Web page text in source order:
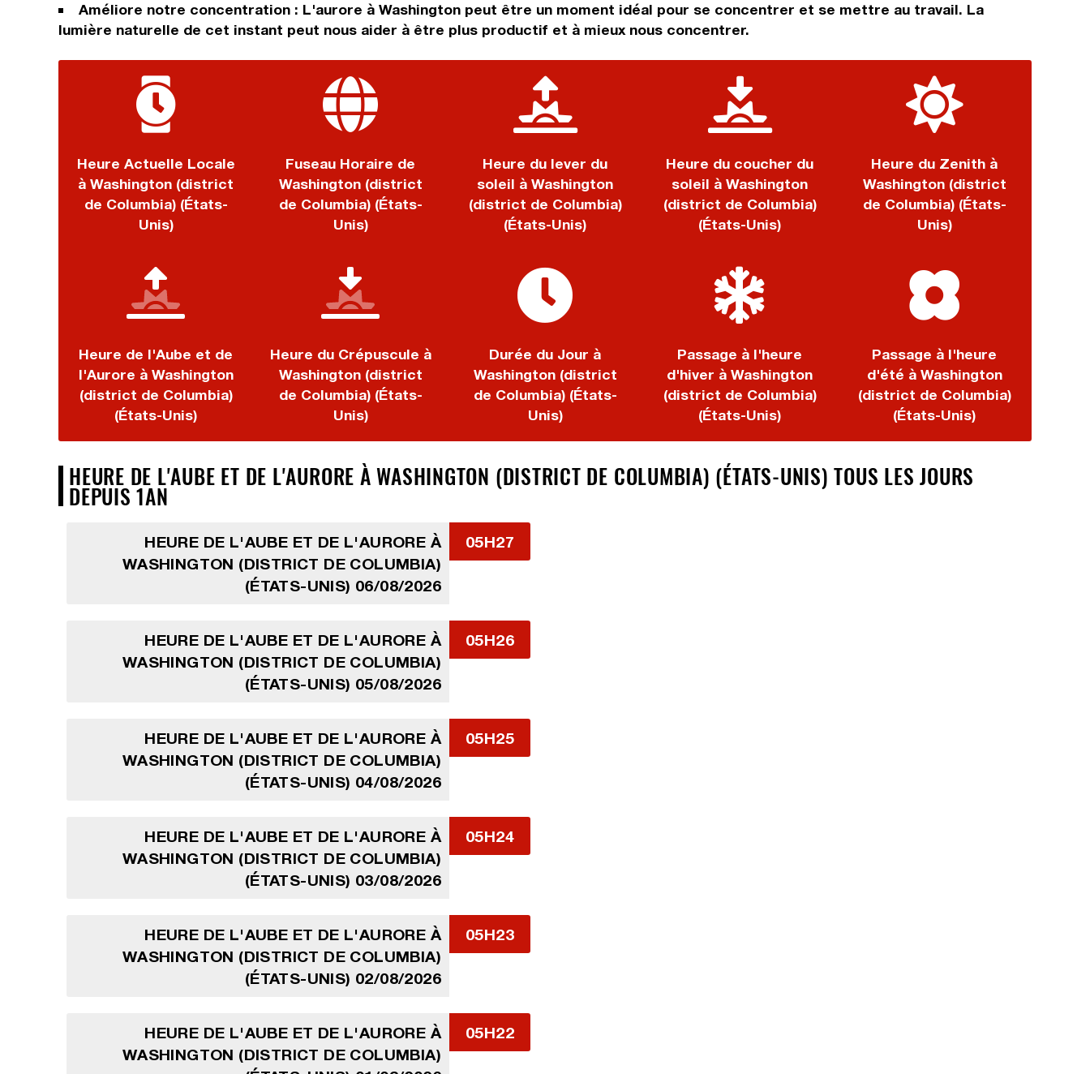
Améliore notre concentration : L'aurore à Washington peut être un moment idéal pour se concentrer et se mettre au travail. La
lumière naturelle de cet instant peut nous aider à être plus productif et à mieux nous concentrer.
Heure Actuelle Locale
à Washington (district
de Columbia) (États-
Unis)
Fuseau Horaire de
Washington (district
de Columbia) (États-
Unis)
Heure du lever du
soleil à Washington
(district de Columbia)
(États-Unis)
Heure du coucher du
soleil à Washington
(district de Columbia)
(États-Unis)
Heure du Zenith à
Washington (district
de Columbia) (États-
Unis)
Heure de l'Aube et de
l'Aurore à Washington
(district de Columbia)
(États-Unis)
Heure du Crépuscule à
Washington (district
de Columbia) (États-
Unis)
Durée du Jour à
Washington (district
de Columbia) (États-
Unis)
Passage à l'heure
d'hiver à Washington
(district de Columbia)
(États-Unis)
Passage à l'heure
d'été à Washington
(district de Columbia)
(États-Unis)
HEURE DE L'AUBE ET DE L'AURORE À WASHINGTON (DISTRICT DE COLUMBIA) (ÉTATS-UNIS) TOUS LES JOURS
DEPUIS 1AN
HEURE DE L'AUBE ET DE L'AURORE À
WASHINGTON (DISTRICT DE COLUMBIA)
(ÉTATS-UNIS) 06/08/2026
05H27
HEURE DE L'AUBE ET DE L'AURORE À
WASHINGTON (DISTRICT DE COLUMBIA)
(ÉTATS-UNIS) 05/08/2026
05H26
HEURE DE L'AUBE ET DE L'AURORE À
WASHINGTON (DISTRICT DE COLUMBIA)
(ÉTATS-UNIS) 04/08/2026
05H25
HEURE DE L'AUBE ET DE L'AURORE À
WASHINGTON (DISTRICT DE COLUMBIA)
(ÉTATS-UNIS) 03/08/2026
05H24
HEURE DE L'AUBE ET DE L'AURORE À
WASHINGTON (DISTRICT DE COLUMBIA)
(ÉTATS-UNIS) 02/08/2026
05H23
HEURE DE L'AUBE ET DE L'AURORE À
WASHINGTON (DISTRICT DE COLUMBIA)
05H22